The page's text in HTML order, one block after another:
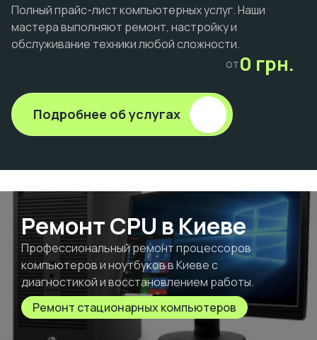
Полный прайс-лист компьютерных услуг. Наши
мастера выполняют ремонт, настройку и
обслуживание техники любой сложности.
от0 грн.
Подробнее об услугах
Ремонт CPU в Киеве
Профессиональный ремонт процессоров
компьютеров и ноутбуков в Киеве с
диагностикой и восстановлением работы.
Ремонт стационарных компьютеров